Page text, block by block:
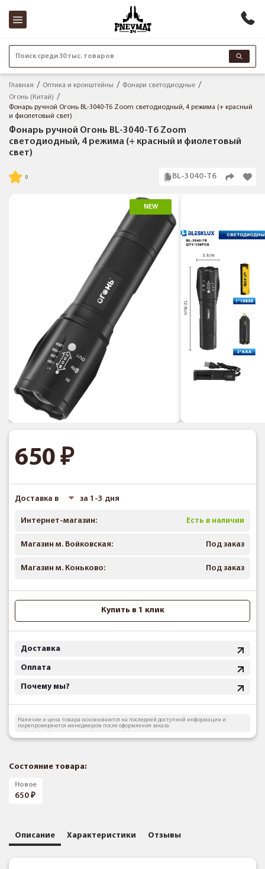
Поиск среди 30 тыс. товаров
Главная Оптика и кронштейны
Фонари светодиодные
Огонь (Китай)
Фонарь ручной Огонь BL-3040-T6 Zoom светодиодный, 4 режима (+ красный
и фиолетовый свет)
Фонарь ручной Огонь BL-3040-T6 Zoom
светодиодный, 4 режима (+ красный и фиолетовый
свет)
BL-3040-T6
NEW
650
Доставка в за 1-3 дня
Интернет-магазин: Есть в наличии
Магазин м. Войковская: Под заказ
Магазин м. Коньково: Под заказ
Купить в 1 клик
Доставка
Оплата
Почему мы?
Наличие и цена товара основываются на последней доступной информации и
перепроверяются менеджером после оформления заказа
Состояние товара:
Новое
650
Описание Характеристики Отзывы